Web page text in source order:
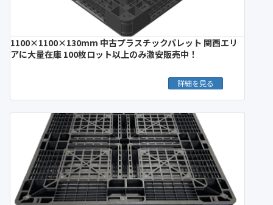
1100×1100×130mm 中古プラスチックパレット 関西エリ
アに大量在庫 100枚ロット以上のみ激安販売中！
詳細を見る